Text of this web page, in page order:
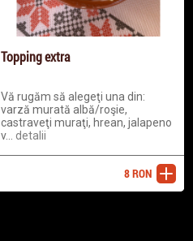
Topping extra
Vă rugăm să alegeţi una din:
varză murată albă/roşie,
castraveţi muraţi, hrean, jalapeno
v... detalii
adaugă
8RON